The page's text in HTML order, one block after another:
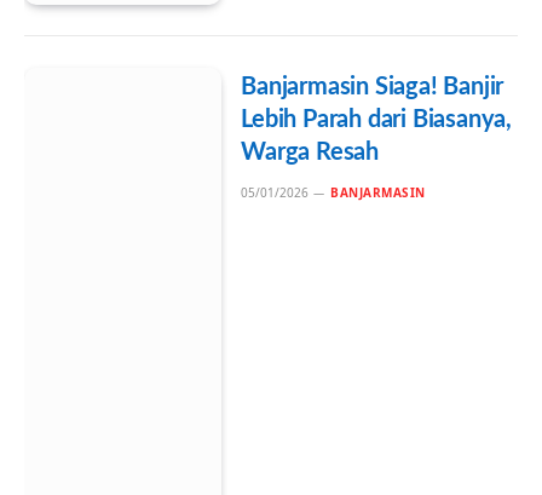
Banjarmasin Siaga! Banjir
Lebih Parah dari Biasanya,
Warga Resah
05/01/2026 BANJARMASIN